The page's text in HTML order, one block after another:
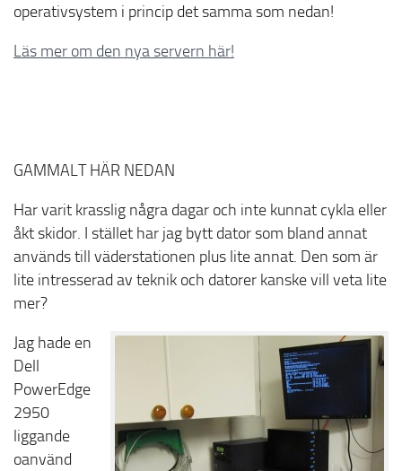
operativsystem i princip det samma som nedan!
Läs mer om den nya servern här!
GAMMALT HÄR NEDAN
Har varit krasslig några dagar och inte kunnat cykla eller
åkt skidor. I stället har jag bytt dator som bland annat
används till väderstationen plus lite annat. Den som är
lite intresserad av teknik och datorer kanske vill veta lite
mer?
Jag hade en
Dell
PowerEdge
2950
liggande
oanvänd